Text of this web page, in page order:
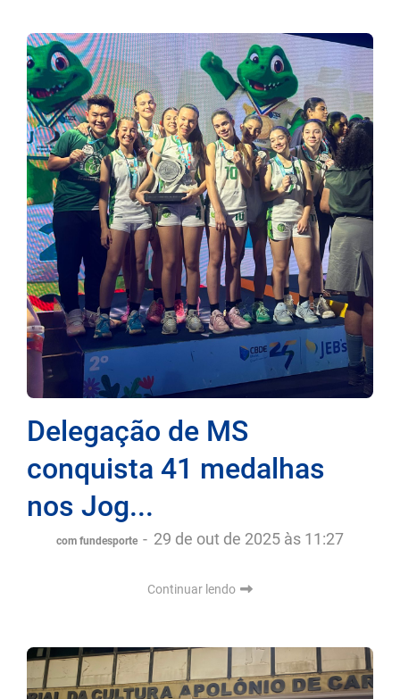
Delegação de MS
conquista 41 medalhas
nos Jog...
com fundesporte - 29 de out de 2025 às 11:27
Continuar lendo